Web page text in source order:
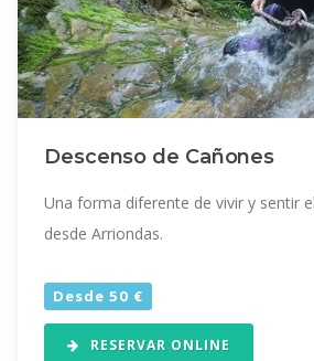
Descenso de Cañones
Una forma diferente de vivir y sentir
desde Arriondas.
Desde 50 €
RESERVAR ONLINE